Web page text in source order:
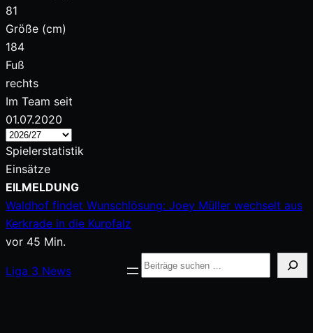
81
Größe (cm)
184
Fuß
rechts
Im Team seit
01.07.2020
Spielerstatistik
Einsätze
Zum
Inhalt
springen
EILMELDUNG
Waldhof findet Wunschlösung: Joey Müller wechselt aus
Kerkrade in die Kurpfalz
vor 45 Min.
Liga 3 News
Suche